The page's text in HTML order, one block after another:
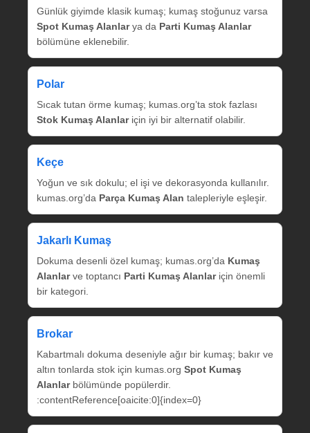
Günlük giyimde klasik kumaş; kumaş stoğunuz varsa
Spot Kumaş Alanlarya da Parti Kumaş Alanlar
bölümüne eklenebilir.
Polar
Sıcak tutan örme kumaş; kumas.org’ta stok fazlası
Stok Kumaş Alanlariçin iyi bir alternatif olabilir.
Keçe
Yoğun ve sık dokulu; el işi ve dekorasyonda kullanılır.
kumas.org’da Parça Kumaş Alan talepleriyle eşleşir.
Jakarlı Kumaş
Dokuma desenli özel kumaş; kumas.org’da Kumaş
Alanlarve toptancı Parti Kumaş Alanlariçin önemli
bir kategori.
Brokar
Kabartmalı dokuma deseniyle ağır bir kumaş; bakır ve
altın tonlarda stok için kumas.org Spot Kumaş
Alanlarbölümünde popülerdir.
:contentReference[oaicite:0]{index=0}